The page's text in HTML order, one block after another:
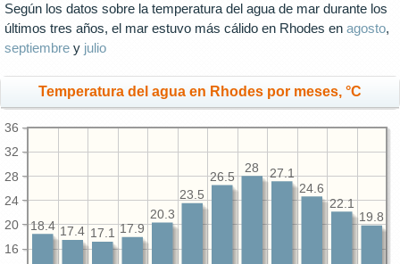
Según los datos sobre la temperatura del agua de mar durante los
últimos tres años, el mar estuvo más cálido en Rhodes en agosto,
septiembre y julio
Temperatura del agua en Rhodes por meses, °C
16
20
24
28
32
36
19.8
22.1
24.6
27.1
28
26.5
23.5
20.3
17.9
17.1
17.4
18.4